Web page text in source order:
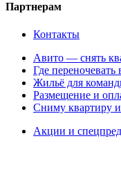
Партнерам
Контакты
Авито — снять
Где переночевать
Жильё для
Размещение и
Сниму квартиру
Акции и